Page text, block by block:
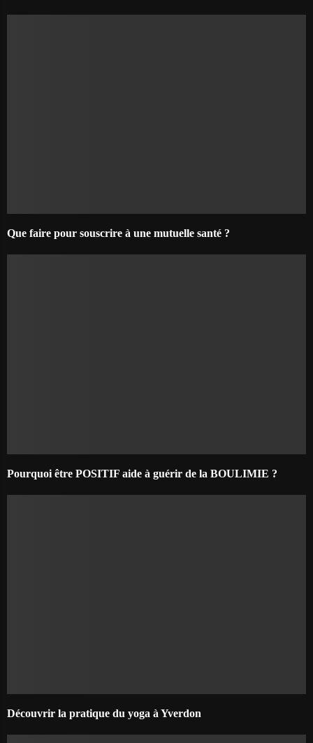
Que faire pour souscrire à une mutuelle santé ?
Pourquoi être POSITIF aide à guérir de la BOULIMIE ?
Découvrir la pratique du yoga à Yverdon